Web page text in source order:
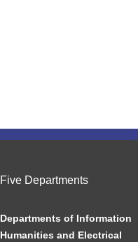
Five Departments
Departments of Information
Humanities and Electrical